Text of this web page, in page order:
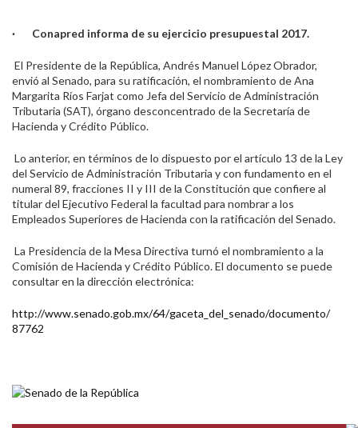
· Conapred informa de su ejercicio presupuestal 2017.
El Presidente de la República, Andrés Manuel López Obrador,
envió al Senado, para su ratificación, el nombramiento de Ana
Margarita Ríos Farjat como Jefa del Servicio de Administración
Tributaria (SAT), órgano desconcentrado de la Secretaría de
Hacienda y Crédito Público.
Lo anterior, en términos de lo dispuesto por el artículo 13 de la Ley
del Servicio de Administración Tributaria y con fundamento en el
numeral 89, fracciones II y III de la Constitución que confiere al
titular del Ejecutivo Federal la facultad para nombrar a los
Empleados Superiores de Hacienda con la ratificación del Senado.
La Presidencia de la Mesa Directiva turnó el nombramiento a la
Comisión de Hacienda y Crédito Público. El documento se puede
consultar en la dirección electrónica:
http://www.senado.gob.mx/64/gaceta_del_senado/documento/
87762